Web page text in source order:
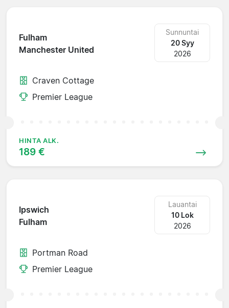
Fulham
Manchester United
Sunnuntai
20 Syy
2026
Craven Cottage
Premier League
HINTA ALK.
189 €
Ipswich
Fulham
Lauantai
10 Lok
2026
Portman Road
Premier League